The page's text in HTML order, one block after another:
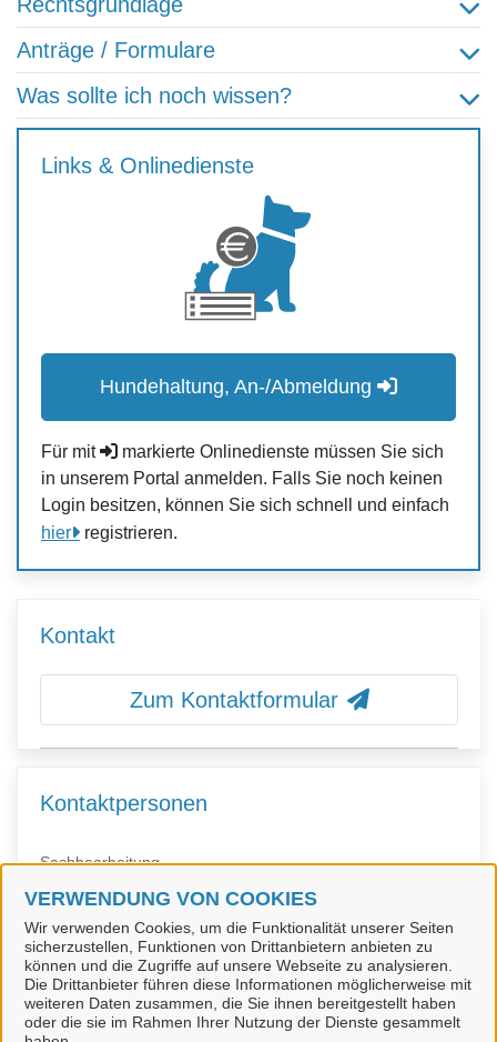
VERWENDUNG VON COOKIES
Wir verwenden Cookies, um die Funktionalität unserer Seiten
sicherzustellen, Funktionen von Drittanbietern anbieten zu
können und die Zugriffe auf unsere Webseite zu analysieren.
Die Drittanbieter führen diese Informationen möglicherweise mit
weiteren Daten zusammen, die Sie ihnen bereitgestellt haben
oder die sie im Rahmen Ihrer Nutzung der Dienste gesammelt
Anträge / Formulare
Was sollte ich noch wissen?
Links & Onlinedienste
Hundehaltung, An-/Abmeldung
Für mit
markierte Onlinedienste müssen Sie sich
in unserem Portal anmelden. Falls Sie noch keinen
Login besitzen, können Sie sich schnell und einfach
hier
registrieren.
Kontakt
Zum Kontaktformular
Kontaktpersonen
Sachbearbeitung
Sachbearbeitung
Herr Hoyndorf